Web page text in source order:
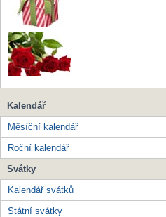
Kalendář
Měsíční kalendář
Roční kalendář
Svátky
Kalendář svátků
Státní svátky